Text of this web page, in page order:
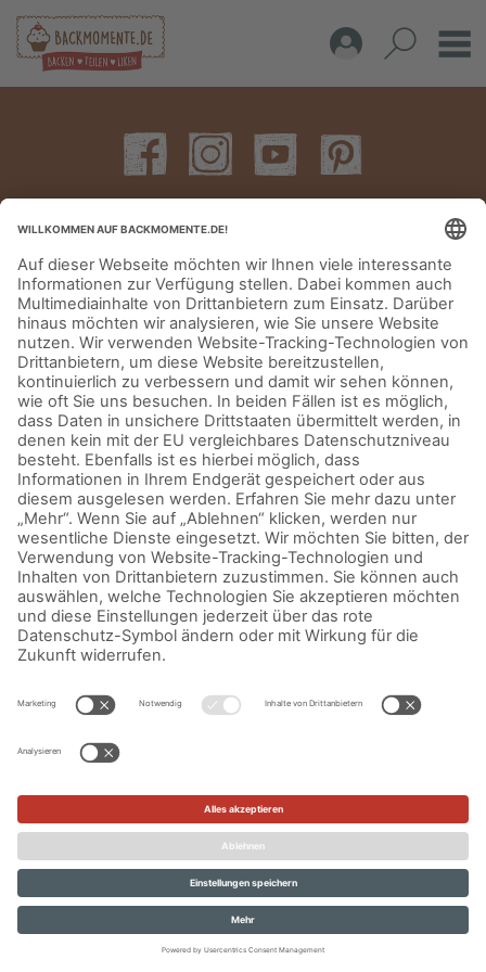
IMPRESSUM DATENSCHUTZERKLÄRUNG AGB KONTAKT
© Aurora Mühlen GmbH - Trettaustraße 49 – D-21107 Hamburg